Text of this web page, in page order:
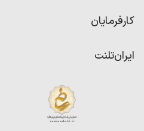
امتیاز شرکت‌ها
کاردیکس
کارفرمایان
ایران‌تلنت